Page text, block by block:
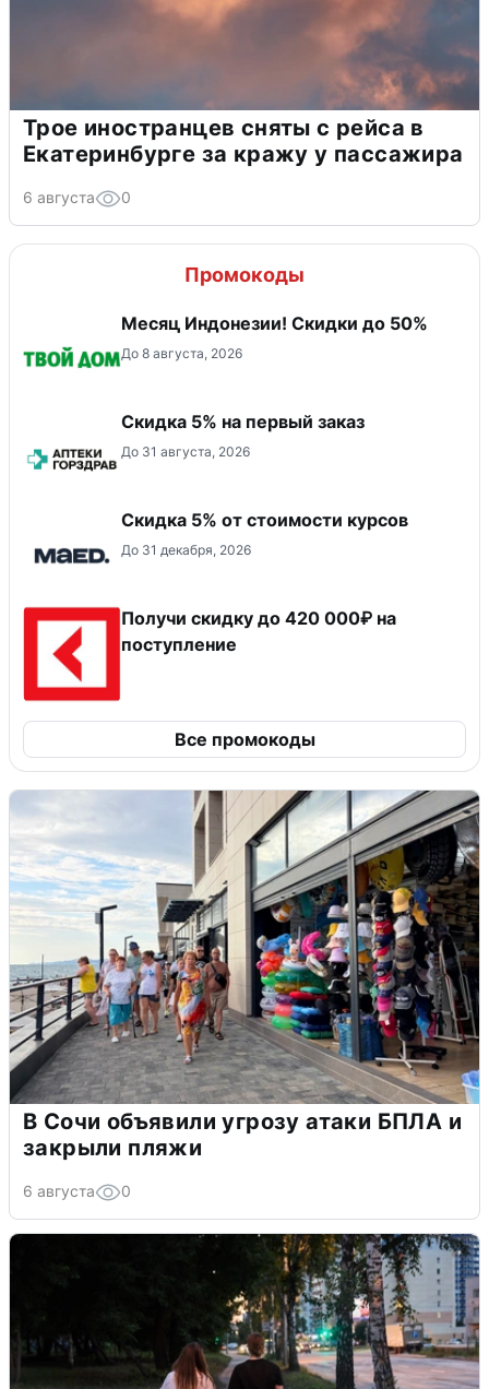
Трое иностранцев сняты с рейса в
Екатеринбурге за кражу у пассажира
6 августа 0
Промокоды
Месяц Индонезии! Скидки до 50%
До 8 августа, 2026
Скидка 5% на первый заказ
До 31 августа, 2026
Скидка 5% от стоимости курсов
До 31 декабря, 2026
Получи скидку до 420 000₽ на
поступление
Все промокоды
В Сочи объявили угрозу атаки БПЛА и
закрыли пляжи
6 августа 0